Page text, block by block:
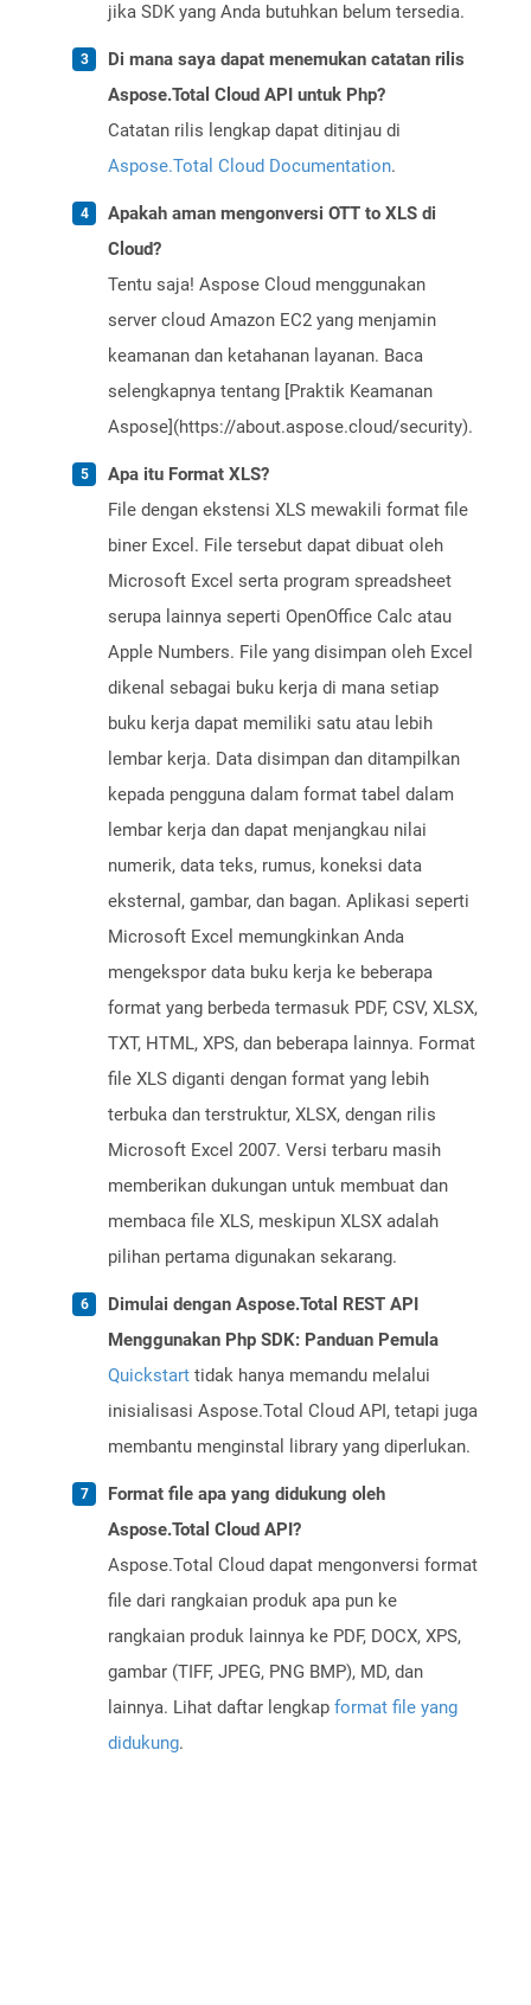
jika SDK yang Anda butuhkan belum tersedia.
Di mana saya dapat menemukan catatan rilis
Aspose.Total Cloud API untuk Php?
Catatan rilis lengkap dapat ditinjau di
Aspose.Total Cloud Documentation.
Apakah aman mengonversi OTT to XLS di
Cloud?
Tentu saja! Aspose Cloud menggunakan
server cloud Amazon EC2 yang menjamin
keamanan dan ketahanan layanan. Baca
selengkapnya tentang [Praktik Keamanan
Aspose](https://about.aspose.cloud/security).
Apa itu Format XLS?
File dengan ekstensi XLS mewakili format file
biner Excel. File tersebut dapat dibuat oleh
Microsoft Excel serta program spreadsheet
serupa lainnya seperti OpenOffice Calc atau
Apple Numbers. File yang disimpan oleh Excel
dikenal sebagai buku kerja di mana setiap
buku kerja dapat memiliki satu atau lebih
lembar kerja. Data disimpan dan ditampilkan
kepada pengguna dalam format tabel dalam
lembar kerja dan dapat menjangkau nilai
numerik, data teks, rumus, koneksi data
eksternal, gambar, dan bagan. Aplikasi seperti
Microsoft Excel memungkinkan Anda
mengekspor data buku kerja ke beberapa
format yang berbeda termasuk PDF, CSV, XLSX,
TXT, HTML, XPS, dan beberapa lainnya. Format
file XLS diganti dengan format yang lebih
terbuka dan terstruktur, XLSX, dengan rilis
Microsoft Excel 2007. Versi terbaru masih
memberikan dukungan untuk membuat dan
membaca file XLS, meskipun XLSX adalah
pilihan pertama digunakan sekarang.
Dimulai dengan Aspose.Total REST API
Menggunakan Php SDK: Panduan Pemula
Quickstart tidak hanya memandu melalui
inisialisasi Aspose.Total Cloud API, tetapi juga
membantu menginstal library yang diperlukan.
Format file apa yang didukung oleh
Aspose.Total Cloud API?
Aspose.Total Cloud dapat mengonversi format
file dari rangkaian produk apa pun ke
rangkaian produk lainnya ke PDF, DOCX, XPS,
gambar (TIFF, JPEG, PNG BMP), MD, dan
lainnya. Lihat daftar lengkap format file yang
didukung.